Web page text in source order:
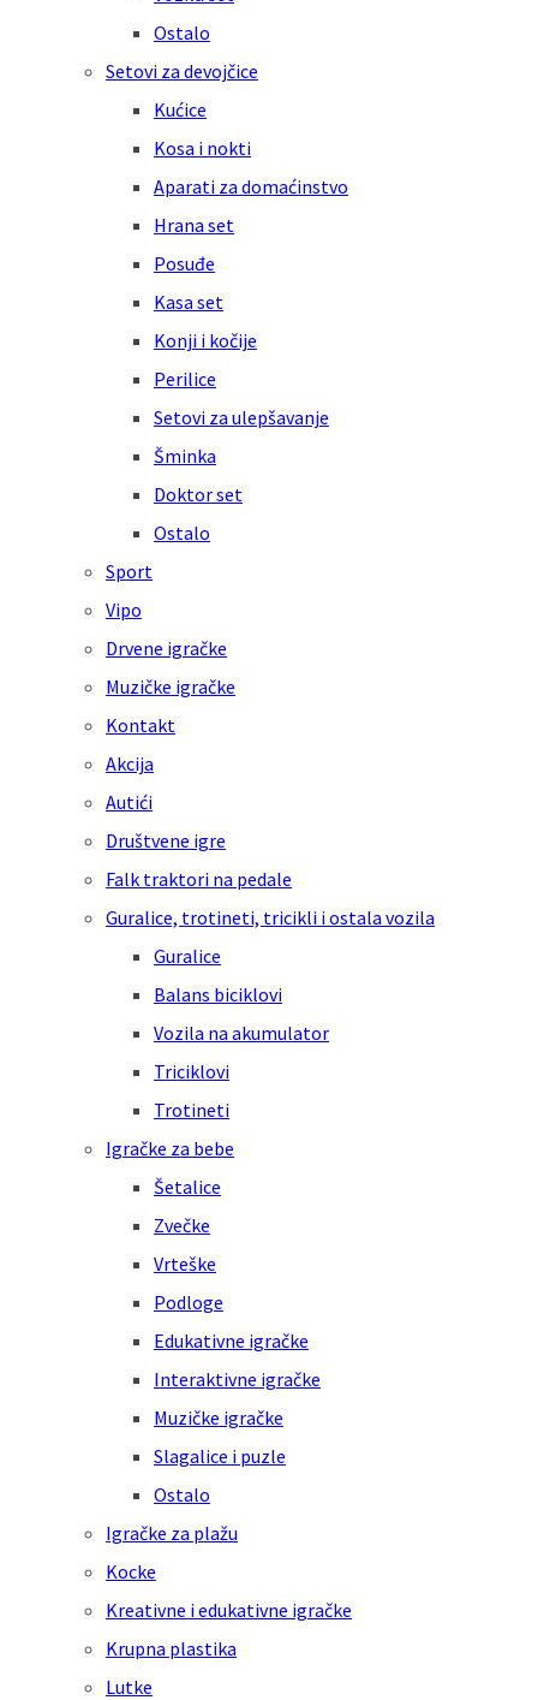
Ostalo
Setovi za devojčice
Kućice
Kosa i nokti
Aparati za domaćinstvo
Hrana set
Posuđe
Kasa set
Konji i kočije
Perilice
Setovi za ulepšavanje
Šminka
Doktor set
Ostalo
Sport
Vipo
Drvene igračke
Muzičke igračke
Kontakt
Akcija
Autići
Društvene igre
Falk traktori na pedale
Guralice, trotineti, tricikli i ostala vozila
Guralice
Balans biciklovi
Vozila na akumulator
Triciklovi
Trotineti
Igračke za bebe
Šetalice
Zvečke
Vrteške
Podloge
Edukativne igračke
Interaktivne igračke
Muzičke igračke
Slagalice i puzle
Ostalo
Igračke za plažu
Kocke
Kreativne i edukativne igračke
Krupna plastika
Lutke